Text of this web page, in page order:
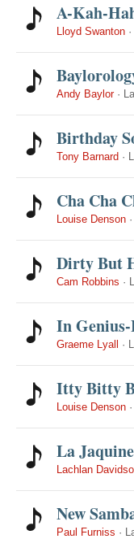
A-Kah-
Lloyd Swanton ·
Andy Baylor·
Birthday
Tony Barnard ·
Cha Cha
Louise Denson ·
Dirty But
Cam Robbins ·
In Genius-
Graeme Lyall ·
Itty Bitty
Louise Denson ·
La Jaquine
Lachlan
New
Paul Furniss ·